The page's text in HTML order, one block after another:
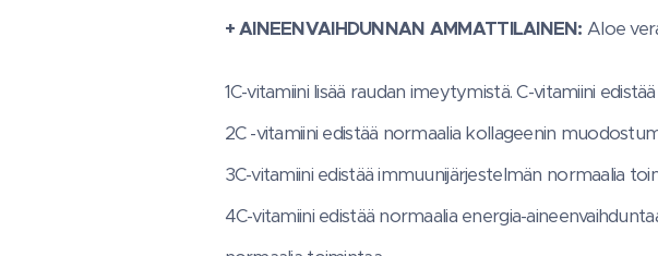
+ AINEENVAIHDUNNAN AMMATTILAINEN: Aloe
1C-vitamiini lisää raudan imeytymistä. C-vitamiini
2C -vitamiini edistää normaalia kollageenin
3C-vitamiini edistää immuunijärjestelmän normaalia
4C-vitamiini edistää normaalia energia-